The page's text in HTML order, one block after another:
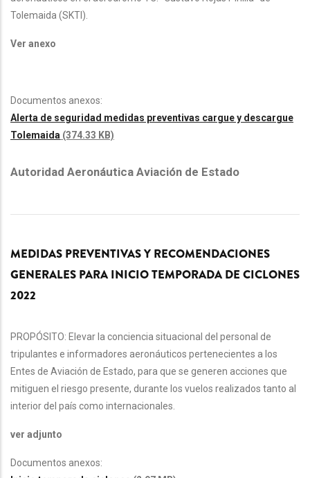
Tolemaida (SKTI).
Ver anexo
Documentos anexos:
Alerta de seguridad medidas preventivas cargue y descargue
Tolemaida (374.33 KB)
Autoridad Aeronáutica Aviación de Estado
MEDIDAS PREVENTIVAS Y RECOMENDACIONES
GENERALES PARA INICIO TEMPORADA DE CICLONES
2022
PROPÓSITO: Elevar la conciencia situacional del personal de
tripulantes e informadores aeronáuticos pertenecientes a los
Entes de Aviación de Estado, para que se generen acciones que
mitiguen el riesgo presente, durante los vuelos realizados tanto al
interior del país como internacionales.
ver adjunto
Documentos anexos: